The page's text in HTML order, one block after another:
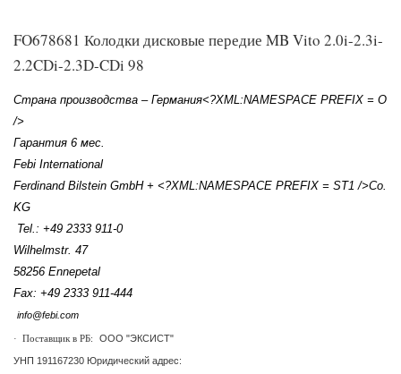
FO678681 Колодки дисковые передие MB Vito 2.0i-2.3i-
2.2CDi-2.3D-CDi 98
Страна производства – Германия<?XML:NAMESPACE PREFIX = O
/>
Гарантия 6 мес.
Febi International
Ferdinand Bilstein GmbH + <?XML:NAMESPACE PREFIX = ST1 />Co.
KG
Tel.: +49 2333 911-0
Wilhelmstr. 47
58256 Ennepetal
Fax: +49 2333 911-444
info@febi.com
· Поставщик в РБ: ООО "ЭКСИСТ"
УНП 191167230 Юридический адрес: